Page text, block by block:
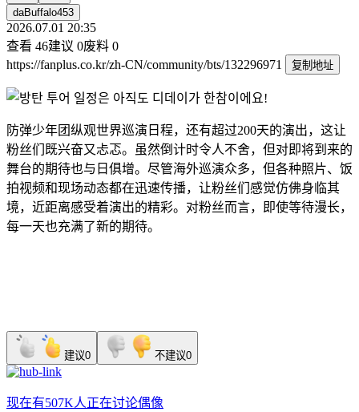
daBuffalo453
2026.07.01 20:35
查看 46建议 0废料 0
https://fanplus.co.kr/zh-CN/community/bts/132296971
复制地址
防弹少年团纵观世界巡演日程，还有超过200天的演出，这让
粉丝们既兴奋又忐忑。虽然倒计时令人不舍，但对即将到来的
舞台的期待也与日俱增。尽管海外巡演众多，但各种照片、饭
拍视频和现场动态都在迅速传播，让粉丝们感觉仿佛身临其
境，近距离感受着演出的精彩。对粉丝而言，即使等待漫长，
每一天也充满了新的期待。
建议0 不建议0
现在有507K人正在讨论偶像